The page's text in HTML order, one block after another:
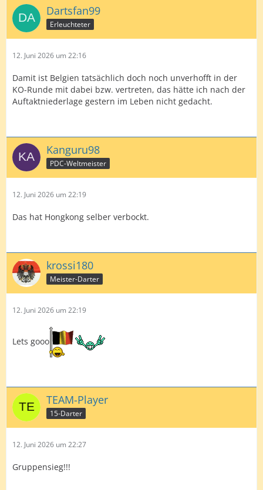
Dartsfan99
Erleuchteter
12. Juni 2026 um 22:16
Damit ist Belgien tatsächlich doch noch unverhofft in der
KO-Runde mit dabei bzw. vertreten, das hätte ich nach der
Auftaktniederlage gestern im Leben nicht gedacht.
Kanguru98
PDC-Weltmeister
12. Juni 2026 um 22:19
Das hat Hongkong selber verbockt.
krossi180
Meister-Darter
12. Juni 2026 um 22:19
Lets gooo
TEAM-Player
15-Darter
12. Juni 2026 um 22:27
Gruppensieg!!!